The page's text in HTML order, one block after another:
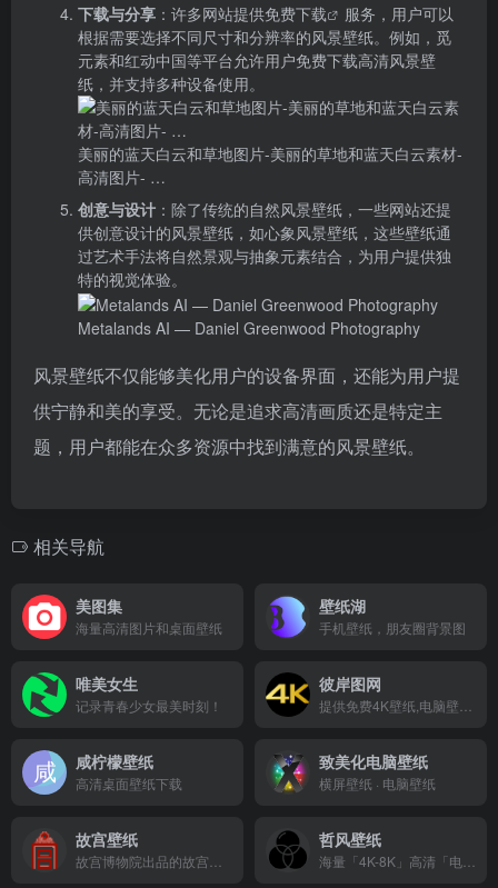
下载与分享 ：许多网站提供免费下载
服务，用户可以
根据需要选择不同尺寸和分辨率的风景壁纸。例如，觅
元素和红动中国等平台允许用户免费下载高清风景壁
纸，并支持多种设备使用。
美丽的蓝天白云和草地图片-美丽的草地和蓝天白云素材-
高清图片- …
创意与设计 ：除了传统的自然风景壁纸，一些网站还提
供创意设计的风景壁纸，如心象风景壁纸，这些壁纸通
过艺术手法将自然景观与抽象元素结合，为用户提供独
特的视觉体验。
Metalands AI — Daniel Greenwood Photography
风景壁纸不仅能够美化用户的设备界面，还能为用户提
供宁静和美的享受。无论是追求高清画质还是特定主
题，用户都能在众多资源中找到满意的风景壁纸。
相关导航
美图集
海量高清图片和桌面壁纸
壁纸湖
手机壁纸，朋友圈背景图
唯美女生
记录青春少女最美时刻！
彼岸图网
咸柠檬壁纸
高清桌面壁纸下载
致美化电脑壁纸
横屏壁纸 · 电脑壁纸
故宫壁纸 哲风壁纸